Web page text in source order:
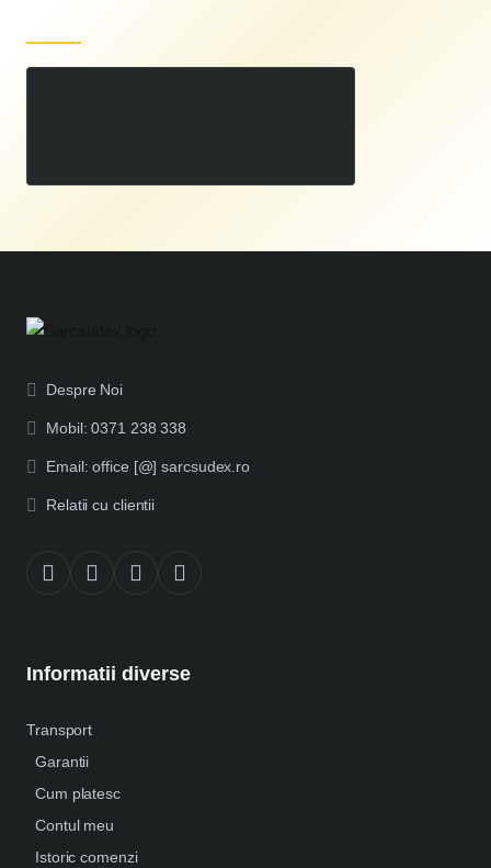
Despre Noi
Mobil: 0371 238 338
Email: office [@] sarcsudex.ro
Relatii cu clientii
Informatii diverse
Transport
Garantii
Cum platesc
Contul meu
Istoric comenzi